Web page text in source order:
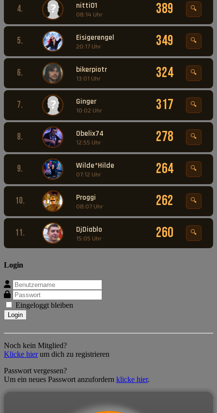
4. nitti01
08:14 Uhr 389 🔍
5. Eisigerengel
20:17 Uhr 349 🔍
6. bikerpiotr
13:01 Uhr 324 🔍
7. Ginger
10:02 Uhr 317 🔍
8. Obelix74
12:55 Uhr 278 🔍
9. Wilde*Hilde
07:12 Uhr 264 🔍
10. Proggi
08:07 Uhr 262 🔍
11. DjDiablo
15:05 Uhr 260 🔍
Login
Eingeloggt bleiben
Noch kein Mitglied?
Klicke hierum dich zu registrieren
Passwort vergessen?
Um ein neues Passwort anzufordern klicke hier.